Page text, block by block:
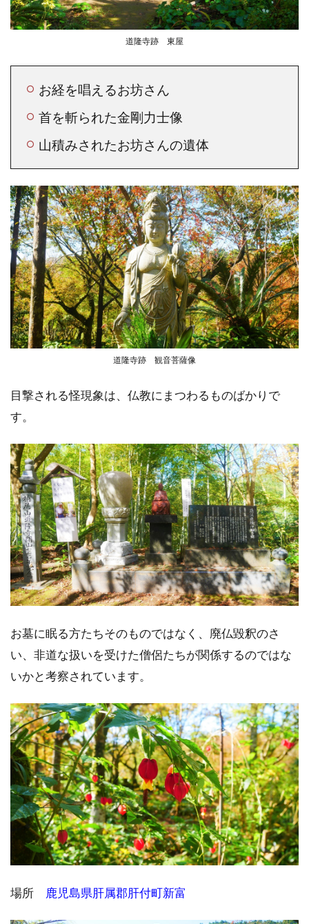
道隆寺跡 東屋
お経を唱えるお坊さん
首を斬られた金剛力士像
山積みされたお坊さんの遺体
道隆寺跡 観音菩薩像
目撃される怪現象は、仏教にまつわるものばかりで
す。
お墓に眠る方たちそのものではなく、廃仏毀釈のさ
い、非道な扱いを受けた僧侶たちが関係するのではな
いかと考察されています。
場所 鹿児島県肝属郡肝付町新富